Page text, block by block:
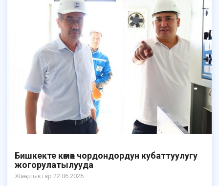
Бишкекте көмөк чордондордун кубаттуулугу
жогорулатылууда
Жаңылыктар 22.06.2026